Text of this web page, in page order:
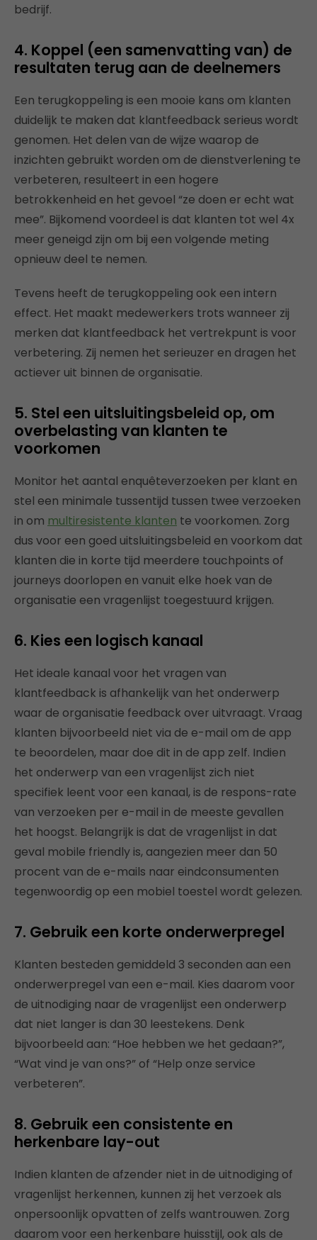
bedrijf.
4. Koppel (een samenvatting van) de
resultaten terug aan de deelnemers
Een terugkoppeling is een mooie kans om klanten
duidelijk te maken dat klantfeedback serieus wordt
genomen. Het delen van de wijze waarop de
inzichten gebruikt worden om de dienstverlening te
verbeteren, resulteert in een hogere
betrokkenheid en het gevoel “ze doen er echt wat
mee”. Bijkomend voordeel is dat klanten tot wel 4x
meer geneigd zijn om bij een volgende meting
opnieuw deel te nemen.
Tevens heeft de terugkoppeling ook een intern
effect. Het maakt medewerkers trots wanneer zij
merken dat klantfeedback het vertrekpunt is voor
verbetering. Zij nemen het serieuzer en dragen het
actiever uit binnen de organisatie.
5. Stel een uitsluitingsbeleid op, om
overbelasting van klanten te
voorkomen
Monitor het aantal enquêteverzoeken per klant en
stel een minimale tussentijd tussen twee verzoeken
in om multiresistente klanten te voorkomen. Zorg
dus voor een goed uitsluitingsbeleid en voorkom dat
klanten die in korte tijd meerdere touchpoints of
journeys doorlopen en vanuit elke hoek van de
organisatie een vragenlijst toegestuurd krijgen.
6. Kies een logisch kanaal
Het ideale kanaal voor het vragen van
klantfeedback is afhankelijk van het onderwerp
waar de organisatie feedback over uitvraagt. Vraag
klanten bijvoorbeeld niet via de e-mail om de app
te beoordelen, maar doe dit in de app zelf. Indien
het onderwerp van een vragenlijst zich niet
specifiek leent voor een kanaal, is de respons-rate
van verzoeken per e-mail in de meeste gevallen
het hoogst. Belangrijk is dat de vragenlijst in dat
geval mobile friendly is, aangezien meer dan 50
procent van de e-mails naar eindconsumenten
tegenwoordig op een mobiel toestel wordt gelezen.
7. Gebruik een korte onderwerpregel
Klanten besteden gemiddeld 3 seconden aan een
onderwerpregel van een e-mail. Kies daarom voor
de uitnodiging naar de vragenlijst een onderwerp
dat niet langer is dan 30 leestekens. Denk
bijvoorbeeld aan: “Hoe hebben we het gedaan?”,
“Wat vind je van ons?” of “Help onze service
verbeteren”.
8. Gebruik een consistente en
herkenbare lay-out
Indien klanten de afzender niet in de uitnodiging of
vragenlijst herkennen, kunnen zij het verzoek als
onpersoonlijk opvatten of zelfs wantrouwen. Zorg
daarom voor een herkenbare huisstijl, ook als de